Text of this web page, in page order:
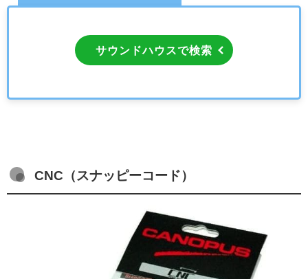
サウンドハウスで検索
CNC（ スナッピーコード ）